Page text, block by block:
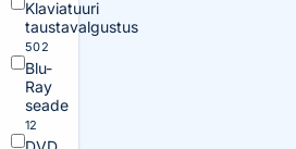
Klaviatuuri
taustavalgustus
502
Blu-
Ray
seade
12